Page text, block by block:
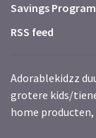
Savings Program
RSS feed
Adorablekidzz
grotere kids/
home